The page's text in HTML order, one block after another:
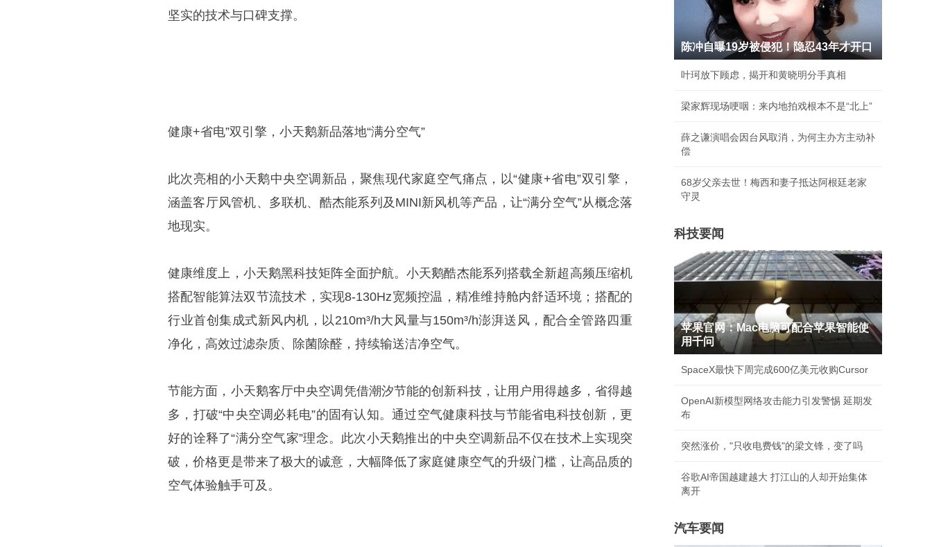
坚实的技术与口碑支撑。
健康+省电”双引擎，小天鹅新品落地“满分空气”
此次亮相的小天鹅中央空调新品，聚焦现代家庭空气痛点，以“健康+省电”双引擎，
涵盖客厅风管机、多联机、酷杰能系列及MINI新风机等产品，让“满分空气”从概念落
地现实。
健康维度上，小天鹅黑科技矩阵全面护航。小天鹅酷杰能系列搭载全新超高频压缩机
搭配智能算法双节流技术，实现8-130Hz宽频控温，精准维持舱内舒适环境；搭配的
行业首创集成式新风内机，以210m³/h大风量与150m³/h澎湃送风，配合全管路四重
净化，高效过滤杂质、除菌除醛，持续输送洁净空气。
节能方面，小天鹅客厅中央空调凭借潮汐节能的创新科技，让用户用得越多，省得越
多，打破“中央空调必耗电”的固有认知。通过空气健康科技与节能省电科技创新，更
好的诠释了“满分空气家”理念。此次小天鹅推出的中央空调新品不仅在技术上实现突
破，价格更是带来了极大的诚意，大幅降低了家庭健康空气的升级门槛，让高品质的
空气体验触手可及。
陈冲自曝19岁被侵犯！隐忍43年才开口
叶珂放下顾虑，揭开和黄晓明分手真相
梁家辉现场哽咽：来内地拍戏根本不是“北上”
薛之谦演唱会因台风取消，为何主办方主动补
偿
68岁父亲去世！梅西和妻子抵达阿根廷老家
守灵
科技要闻
苹果官网：Mac电脑可配合苹果智能使
用千问
SpaceX最快下周完成600亿美元收购Cursor
OpenAI新模型网络攻击能力引发警惕 延期发
布
突然涨价，"只收电费钱"的梁文锋，变了吗
谷歌AI帝国越建越大 打江山的人却开始集体
离开
汽车要闻